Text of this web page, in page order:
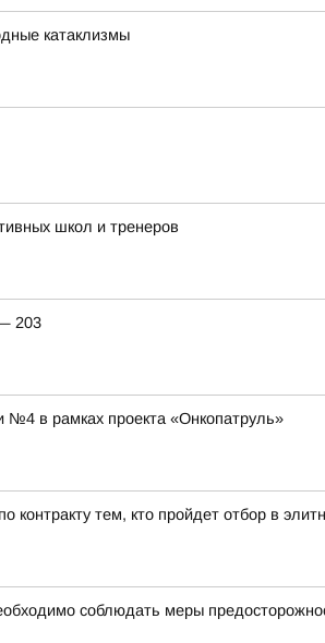
катаклизмы
школ и тренеров
203
в рамках проекта «Онкопатруль»
контракту тем, кто пройдет отбор в
соблюдать меры